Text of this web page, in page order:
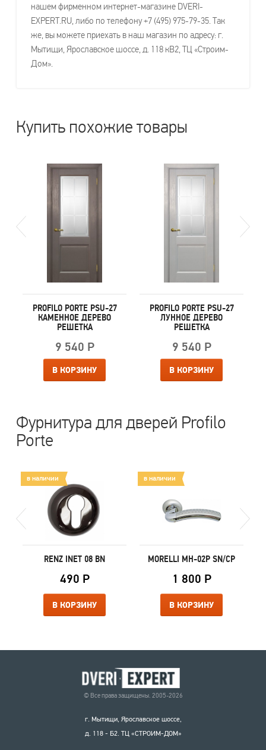
нашем фирменном интернет-магазине DVERI-
EXPERT.RU, либо по телефону +7 (495) 975-79-35. Так
же, вы можете приехать в наш магазин по адресу: г.
Мытищи, Ярославское шоссе, д. 118 кВ2, ТЦ «Строим-
Дом».
Купить похожие товары
PROFILO PORTE PSU-27
КАМЕННОЕ ДЕРЕВО
РЕШЕТКА
9 540 Р
В КОРЗИНУ
PROFILO PORTE PSU-27
ЛУННОЕ ДЕРЕВО
РЕШЕТКА
9 540 Р
В КОРЗИНУ
Фурнитура для дверей Profilo
Porte
в наличии
RENZ INET 08 BN
490 Р
В КОРЗИНУ
в наличии
MORELLI MH-02P SN/CP
1 800 Р
В КОРЗИНУ
© Все права защищены. 2005-2026
г. Мытищи, Ярославское шоссе,
д. 118 - Б2. ТЦ «СТРОИМ-ДОМ»